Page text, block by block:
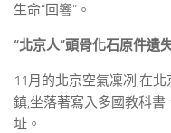
生命“回響”。
“北京人”頭骨化石原件遺
11月的北京空氣凜冽,在
鎮,坐落著寫入多國教科
址。